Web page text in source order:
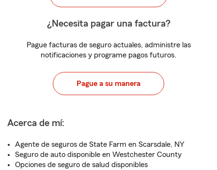
¿Necesita pagar una factura?
Pague facturas de seguro actuales, administre las
notificaciones y programe pagos futuros.
Pague a su manera
Acerca de mí:
Agente de seguros de State Farm en Scarsdale, NY
Seguro de auto disponible en Westchester County
Opciones de seguro de salud disponibles